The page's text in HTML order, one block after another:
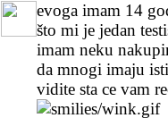
evoga imam 14
što mi je jedan
imam neku
da mnogi imaju
vidite sta ce vam